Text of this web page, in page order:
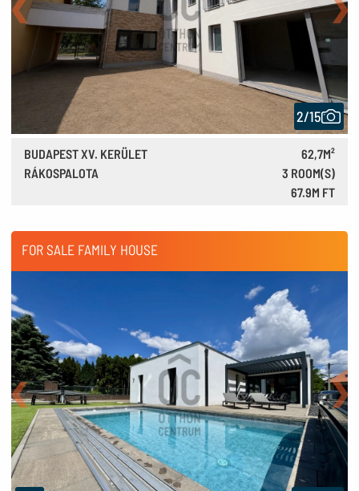
Back
2/15
BUDAPEST XV. KERÜLET
62,7M²
RÁKOSPALOTA
3 ROOM(S)
67.9M FT
FOR SALE FAMILY HOUSE
Back